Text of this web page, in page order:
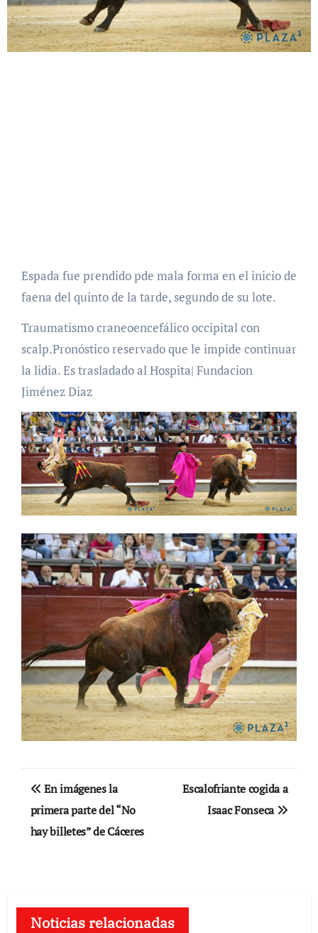
Espada fue prendido pde mala forma en el inicio de
faena del quinto de la tarde, segundo de su lote.
Traumatismo craneoencefálico occipital con
scalp.Pronóstico reservado que le impide continuar
la lidia. Es trasladado al Hospita| Fundacion
Jiménez Diaz
Navegación
de
entradas
En imágenes la
primera parte del “No
hay billetes” de Cáceres
Escalofriante cogida a
Isaac Fonseca
Noticias relacionadas